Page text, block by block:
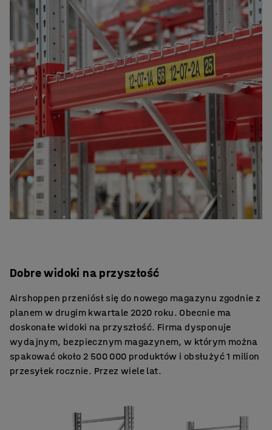
Dobre widoki na przyszłość
Airshoppen przeniósł się do nowego magazynu zgodnie z
planem w drugim kwartale 2020 roku. Obecnie ma
doskonałe widoki na przyszłość. Firma dysponuje
wydajnym, bezpiecznym magazynem, w którym można
spakować około 2 500 000 produktów i obsłużyć 1 milion
przesyłek rocznie. Przez wiele lat.